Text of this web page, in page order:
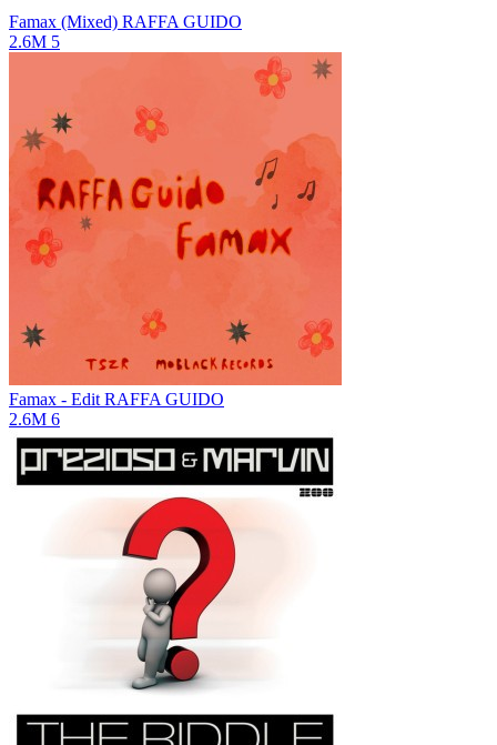
Famax (Mixed) RAFFA GUIDO
2.6M 5
Famax - Edit RAFFA GUIDO
2.6M 6